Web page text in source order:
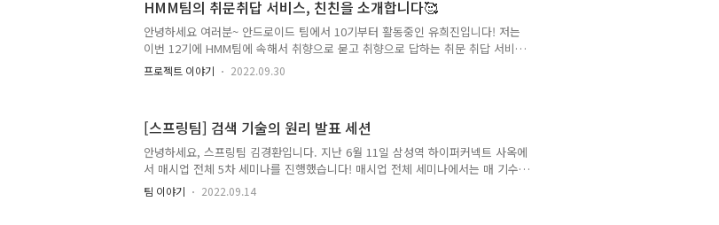
는것이 쉽지 않은일인데 IT 동아리, 취준생 등을 위해 후원을 아끼지 않는 캐치
정말 멋있습니다👏 이제 13기가 약 한 달 남았는데 남은 기간동안 매쉬업의 멋
진 행보를 지켜봐주세요🔥
HMM팀의 취문취답 서비스, 친친을 소개합니다🥰
안녕하세요 여러분~ 안드로이드 팀에서 10기부터 활동중인 유희진입니다! 저는
이번 12기에 HMM팀에 속해서 취향으로 묻고 취향으로 답하는 취문 취답 서비
스 친친!!을 만들었습니다! 친친 서비스에 대해서.. 여러분들은 평소에 가깝게 지
내는 지인들의 취향을 얼마나 알고계신가요? - 아 매쉬업에서 만난 혜진언니가
은데.... 분명히 들었던 것 같은 그들의 취향, 하지만 꼭 선물을 줘야할 시기엔 가
물가물해집니다. 네. 친친은 "내 주변에 꼭 함께 하고싶은 내 바운더리의 사람들
을 잘 관리하고 싶다" 에서 시작했어요. 어렵게만 느껴졌던 인맥관리를 조금 더
재..
프로젝트 이야기 2022.09.30
[스프링팀] 검색 기술의 원리 발표 세션
안녕하세요, 스프링팀 김경환입니다. 지난 6월 11일 삼성역 하이퍼커넥트 사옥에
서 매시업 전체 5차 세미나를 진행했습니다! 매시업 전체 세미나에서는 매 기수
마다 모든 팀이 각각 두 세션 씩 주제를 정해서 발표를 하는데요, 12기 스프링팀
에서는 개발자의 사실과 오해를 다룬 개발자 밈을 소개하는 세션과, 검색 기술의
팀 이야기 2022.09.14